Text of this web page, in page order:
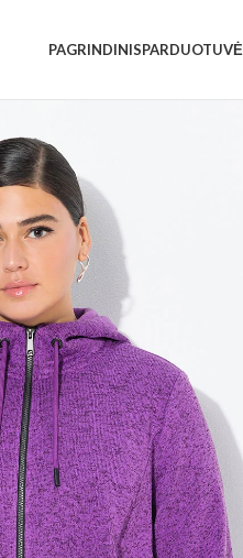
PAGRINDINISPARDUOTUVĖ